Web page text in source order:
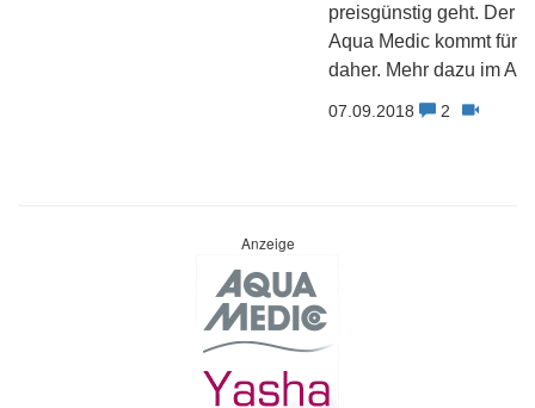
preisgünstig geht. Der
Aqua Medic kommt für
daher. Mehr dazu im
07.09.2018 2
Anzeige